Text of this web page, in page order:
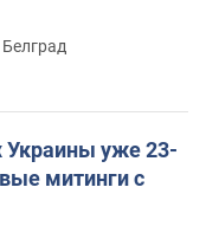
Украины уже 23-
митинги с